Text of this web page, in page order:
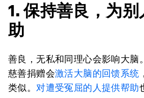
1. 保持善良，为
助
善良，无私和同理心会影响大脑
慈善捐赠会激活大脑的回馈系统
类似。 对遭受冤屈的人提供帮助